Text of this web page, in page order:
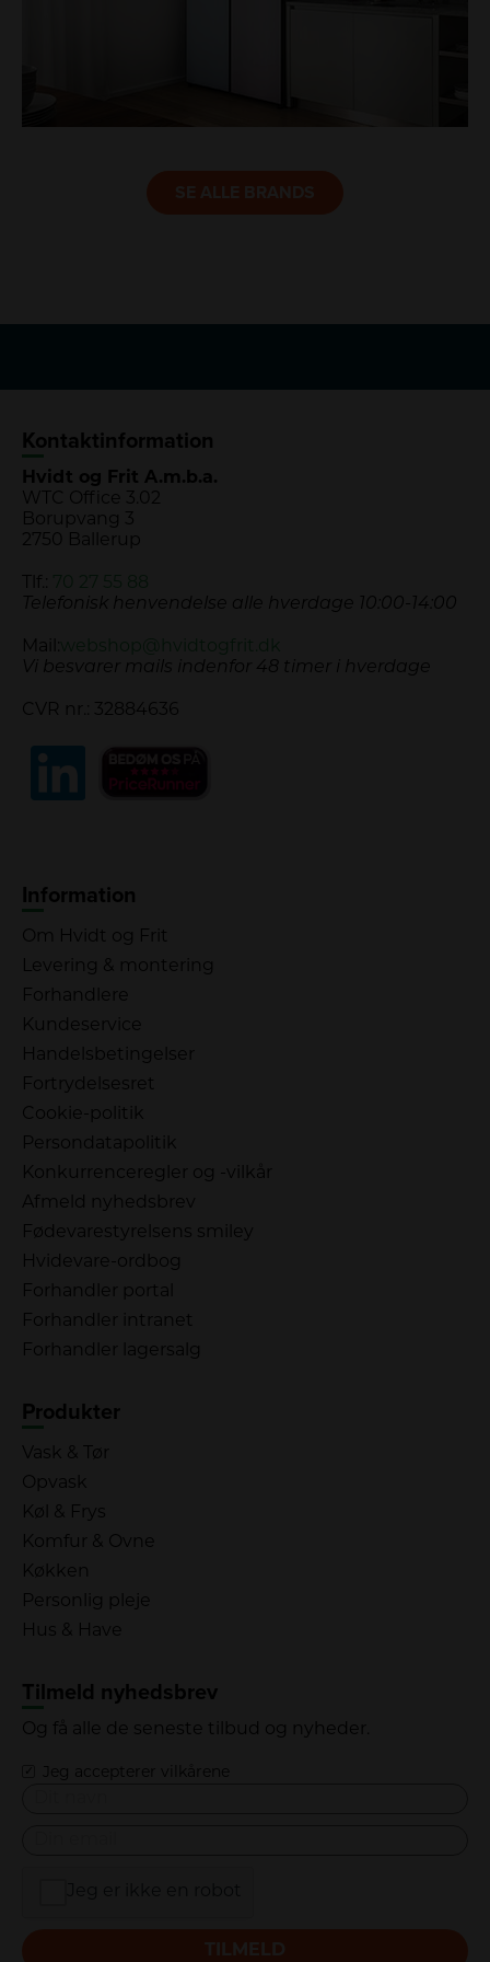
Kontaktinformation
Hvidt og Frit A.m.b.a.
WTC Office 3.02
Borupvang 3
2750 Ballerup
Tlf.:
Telefonisk henvendelse alle hverdage 10:00-14:00
Mail:
Vi besvarer mails indenfor 48 timer i hverdage
CVR nr.: 32884636
Information
Om Hvidt og Frit
Levering & montering
Forhandlere
Kundeservice
Handelsbetingelser
Fortrydelsesret
Cookie-politik
Persondatapolitik
Konkurrenceregler og -vilkår
Afmeld nyhedsbrev
Fødevarestyrelsens smiley
Hvidevare-ordbog
Forhandler portal
Forhandler intranet
Forhandler lagersalg
Produkter
Vask & Tør
Opvask
Køl & Frys
Komfur & Ovne
Køkken
Personlig pleje
Hus & Have
Tilmeld nyhedsbrev
Og få alle de seneste tilbud og nyheder.
Jeg accepterer vilkårene